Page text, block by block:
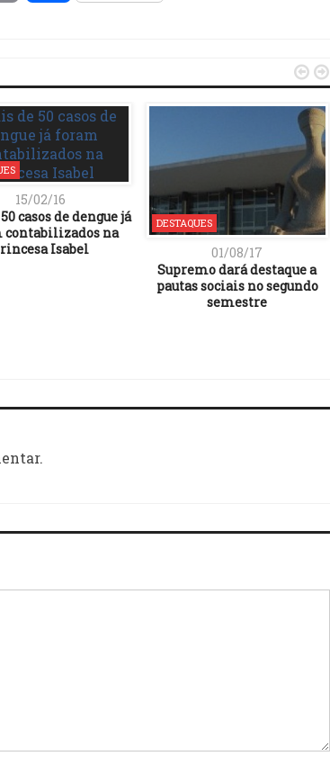
15/02/16
casos de dengue já
contabilizados na
Isabel
DESTAQUES
01/08/17
Supremo dará destaque a
pautas sociais no segundo
semestre
 